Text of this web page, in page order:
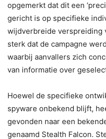
opgemerkt dat dit een
gericht is op specifieke
wijdverbreide verspreiding
sterk dat de campagne
waarbij aanvallers zich
van informatie over
Hoewel de specifieke
spyware onbekend blijft,
gevonden naar een
genaamd Stealth Falcon.